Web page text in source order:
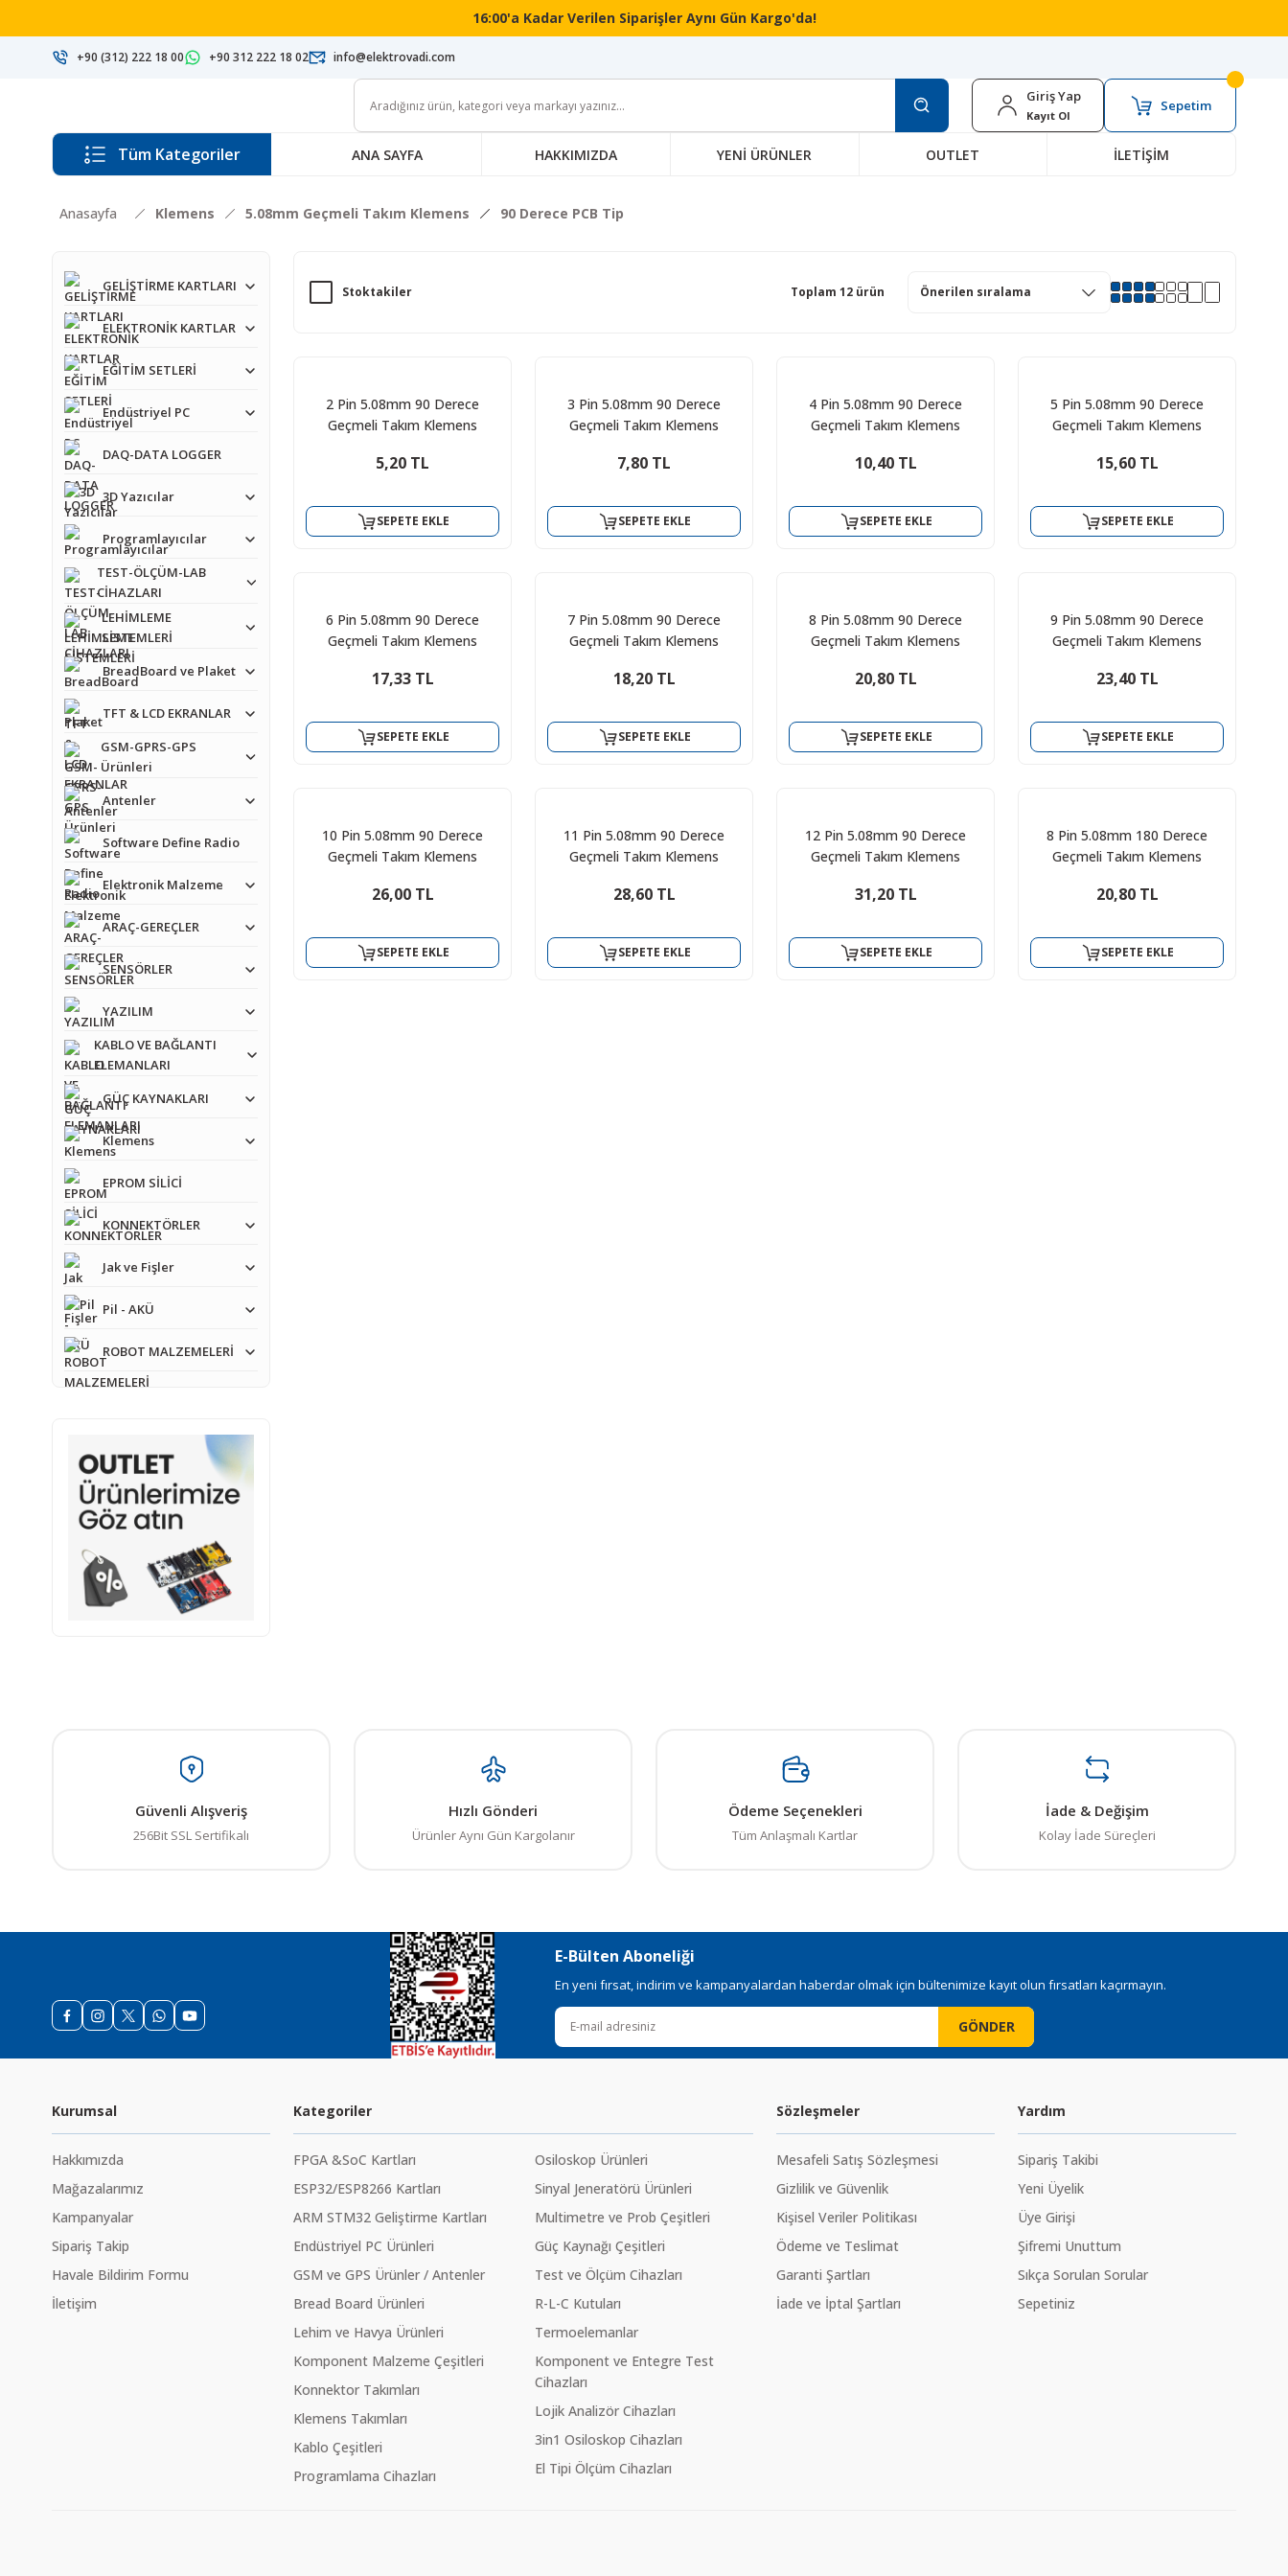
16:00'a Kadar Verilen Siparişler Aynı Gün Kargo'da!
+90 (312) 222 18 00 +90 312 222 18 02 info@elektrovadi.com
Giriş Yap
Kayıt Ol
Sepetim
Tüm Kategoriler ANA SAYFA HAKKIMIZDA YENİ ÜRÜNLER OUTLET İLETİŞİM
Anasayfa Klemens 5.08mm Geçmeli Takım Klemens 90 Derece PCB Tip
GELİŞTİRME KARTLARI
ELEKTRONİK KARTLAR
EĞİTİM SETLERİ
Endüstriyel PC
DAQ-DATA LOGGER
3D Yazıcılar
Programlayıcılar
TEST-ÖLÇÜM-LAB
CİHAZLARI
LEHİMLEME
SİSTEMLERİ
BreadBoard ve Plaket
TFT & LCD EKRANLAR
GSM-GPRS-GPS
Ürünleri
Antenler
Software Define Radio
Elektronik Malzeme
ARAÇ-GEREÇLER
SENSÖRLER
YAZILIM
KABLO VE BAĞLANTI
ELEMANLARI
GÜÇ KAYNAKLARI
Klemens
EPROM SİLİCİ
KONNEKTÖRLER
Jak ve Fişler
Pil - AKÜ
ROBOT MALZEMELERİ
Stoktakiler Toplam 12 ürün
2 Pin 5.08mm 90 Derece
Geçmeli Takım Klemens
5,20 TL
SEPETE EKLE
3 Pin 5.08mm 90 Derece
Geçmeli Takım Klemens
7,80 TL
SEPETE EKLE
4 Pin 5.08mm 90 Derece
Geçmeli Takım Klemens
10,40 TL
SEPETE EKLE
5 Pin 5.08mm 90 Derece
Geçmeli Takım Klemens
15,60 TL
SEPETE EKLE
6 Pin 5.08mm 90 Derece
Geçmeli Takım Klemens
17,33 TL
SEPETE EKLE
7 Pin 5.08mm 90 Derece
Geçmeli Takım Klemens
18,20 TL
SEPETE EKLE
8 Pin 5.08mm 90 Derece
Geçmeli Takım Klemens
20,80 TL
SEPETE EKLE
9 Pin 5.08mm 90 Derece
Geçmeli Takım Klemens
23,40 TL
SEPETE EKLE
10 Pin 5.08mm 90 Derece
Geçmeli Takım Klemens
26,00 TL
SEPETE EKLE
11 Pin 5.08mm 90 Derece
Geçmeli Takım Klemens
28,60 TL
SEPETE EKLE
12 Pin 5.08mm 90 Derece
Geçmeli Takım Klemens
31,20 TL
SEPETE EKLE
8 Pin 5.08mm 180 Derece
Geçmeli Takım Klemens
20,80 TL
SEPETE EKLE
Güvenli Alışveriş
256Bit SSL Sertifikalı
Hızlı Gönderi
Ürünler Aynı Gün Kargolanır
Ödeme Seçenekleri
Tüm Anlaşmalı Kartlar
İade & Değişim
Kolay İade Süreçleri
E-Bülten Aboneliği
En yeni fırsat, indirim ve kampanyalardan haberdar olmak için bültenimize kayıt olun fırsatları kaçırmayın.
GÖNDER
Kurumsal
Hakkımızda
Mağazalarımız
Kampanyalar
Sipariş Takip
Havale Bildirim Formu
İletişim
Kategoriler
FPGA &SoC Kartları
ESP32/ESP8266 Kartları
ARM STM32 Geliştirme Kartları
Endüstriyel PC Ürünleri
GSM ve GPS Ürünler / Antenler
Bread Board Ürünleri
Lehim ve Havya Ürünleri
Komponent Malzeme Çeşitleri
Konnektor Takımları
Klemens Takımları
Kablo Çeşitleri
Programlama Cihazları
Osiloskop Ürünleri
Sinyal Jeneratörü Ürünleri
Multimetre ve Prob Çeşitleri
Güç Kaynağı Çeşitleri
Test ve Ölçüm Cihazları
R-L-C Kutuları
Termoelemanlar
Komponent ve Entegre Test
Cihazları
Lojik Analizör Cihazları
3in1 Osiloskop Cihazları
El Tipi Ölçüm Cihazları
Sözleşmeler
Mesafeli Satış Sözleşmesi
Gizlilik ve Güvenlik
Kişisel Veriler Politikası
Ödeme ve Teslimat
Garanti Şartları
İade ve İptal Şartları
Yardım
Sipariş Takibi
Yeni Üyelik
Üye Girişi
Şifremi Unuttum
Sıkça Sorulan Sorular
Sepetiniz